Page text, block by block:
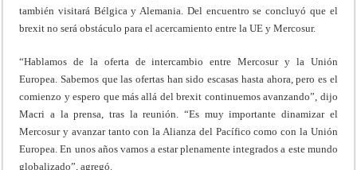
también visitará Bélgica y Alemania. Del encuentro se concluyó que el
brexit no será obstáculo para el acercamiento entre la UE y Mercosur.
“Hablamos de la oferta de intercambio entre Mercosur y la Unión
Europea. Sabemos que las ofertas han sido escasas hasta ahora, pero es el
comienzo y espero que más allá del brexit continuemos avanzando”, dijo
Macri a la prensa, tras la reunión. “Es muy importante dinamizar el
Mercosur y avanzar tanto con la Alianza del Pacífico como con la Unión
Europea. En unos años vamos a estar plenamente integrados a este mundo
globalizado”, agregó.